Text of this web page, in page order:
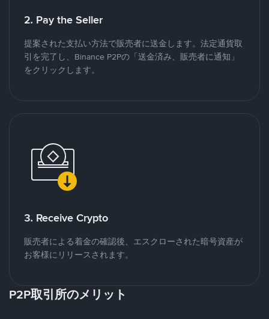
2. Pay the Seller
提案された支払い方法で販売者に送金します。法定通貨取
引を完了し、Binance P2Pの「送金済み、販売者に通知」
をクリックします。
3. Receive Crypto
販売者による着金の確認後、エスクローされた暗号資産が
お客様にリリースされます。
P2P取引所のメリット